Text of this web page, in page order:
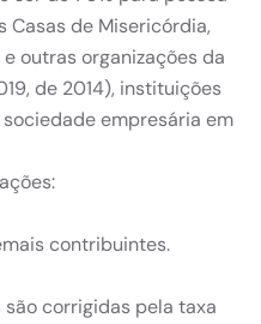
Casas de Misericórdia,
outras organizações da
de 2014), instituições
empresária em
contribuintes.
corrigidas pela taxa